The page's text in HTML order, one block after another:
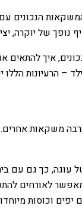
הנכונים
נופך של
איך
הרעיונות הללו
משקאות
כך גם עם
לאורחים
וכוסות